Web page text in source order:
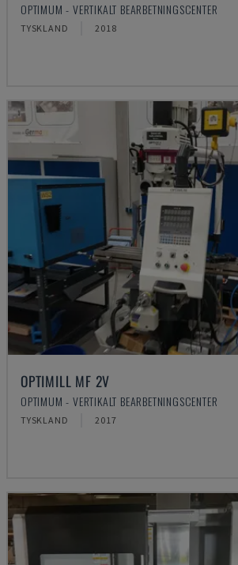
OPTIMUM - VERTIKALT BEARBETNINGSCENTER
TYSKLAND 2018
OPTIMILL MF 2V
OPTIMUM - VERTIKALT BEARBETNINGSCENTER
TYSKLAND 2017